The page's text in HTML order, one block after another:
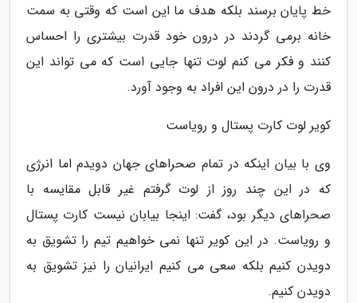
خط پایان برسند بلکه هدف ما این است که وقتی به سمت
خانه برمی گردند در درون خود قدرت بیشتری را احساس
کنند و فکر می کنم لوت تنها جایی است که می تواند این
قدرت را در درون این افراد به وجود آورد.
کویر لوت کارت پستال و رویاست
وی با بیان اینکه در تمام صحراهای جهان دویدم اما انرژی
که در این چند روز از لوت گرفتم غیر قابل مقایسه با
صحراهای دیگر بود، گفت: اینجا بیابان نیست کارت پستال
و رویاست. در این کویر تنها نمی خواهیم تیم را تشویق به
دویدن کنیم بلکه سعی می کنیم ایرانیان را نیز تشویق به
دویدن کنیم.